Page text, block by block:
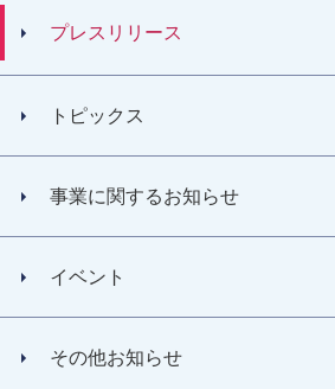
プレスリリース
トピックス
事業に関するお知らせ
イベント
その他お知らせ